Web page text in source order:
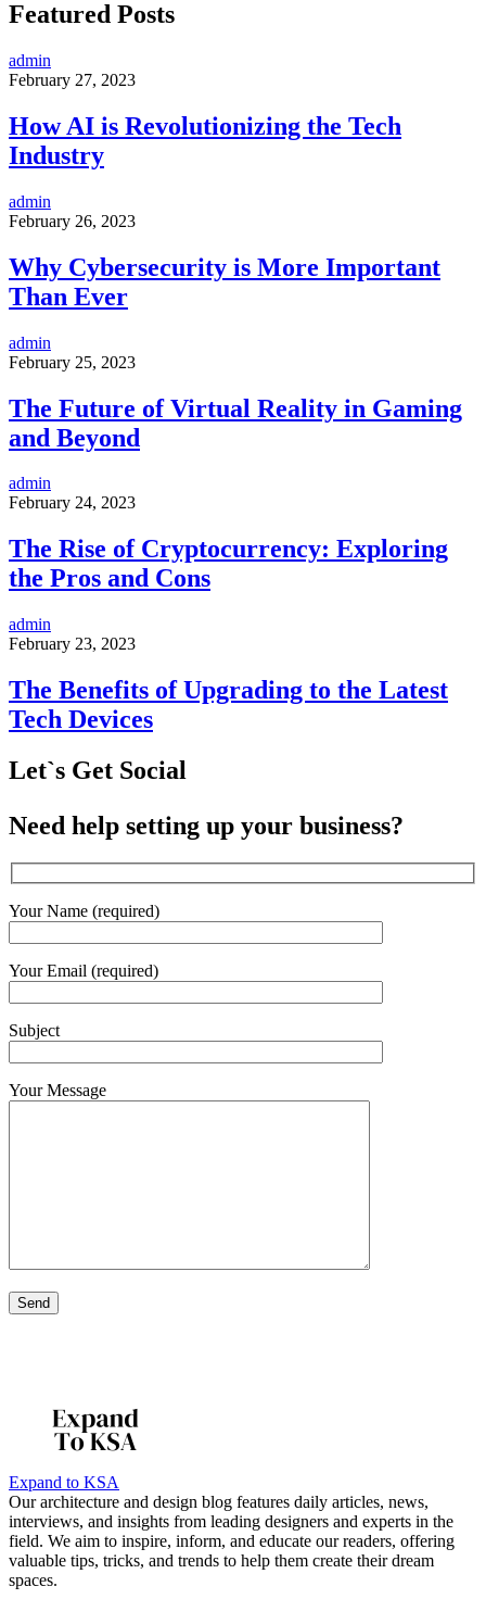
Featured Posts
admin
February 27, 2023
How AI is Revolutionizing the Tech
Industry
admin
February 26, 2023
Why Cybersecurity is More Important
Than Ever
admin
February 25, 2023
The Future of Virtual Reality in Gaming
and Beyond
admin
February 24, 2023
The Rise of Cryptocurrency: Exploring
the Pros and Cons
admin
February 23, 2023
The Benefits of Upgrading to the Latest
Tech Devices
Let`s Get Social
Need help setting up your business?
Your Name (required)
Your Email (required)
Subject
Your Message
Expand to KSA
Our architecture and design blog features daily articles, news,
interviews, and insights from leading designers and experts in the
field. We aim to inspire, inform, and educate our readers, offering
valuable tips, tricks, and trends to help them create their dream
spaces.